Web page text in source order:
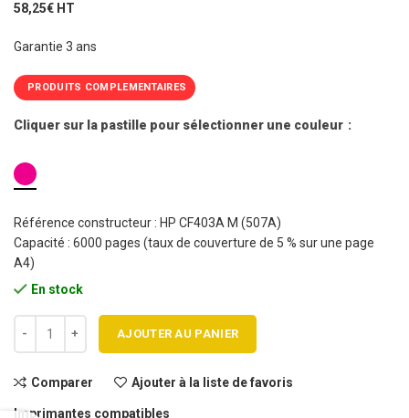
58,25€ HT
Garantie 3 ans
PRODUITS COMPLEMENTAIRES
Cliquer sur la pastille pour sélectionner une couleur
Référence constructeur : HP CF403A M (507A)
Capacité : 6000 pages (taux de couverture de 5 % sur une page
A4)
En stock
AJOUTER AU PANIER
Comparer Ajouter à la liste de favoris
Imprimantes compatibles